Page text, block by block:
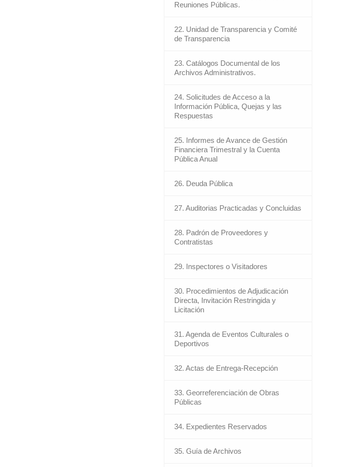
Reuniones Públicas.
22. Unidad de Transparencia y Comité
de Transparencia
23. Catálogos Documental de los
Archivos Administrativos.
24. Solicitudes de Acceso a la
Información Pública, Quejas y las
Respuestas
25. Informes de Avance de Gestión
Financiera Trimestral y la Cuenta
Pública Anual
26. Deuda Pública
27. Auditorias Practicadas y Concluidas
28. Padrón de Proveedores y
Contratistas
29. Inspectores o Visitadores
30. Procedimientos de Adjudicación
Directa, Invitación Restringida y
Licitación
31. Agenda de Eventos Culturales o
Deportivos
32. Actas de Entrega-Recepción
33. Georreferenciación de Obras
Públicas
34. Expedientes Reservados
35. Guía de Archivos